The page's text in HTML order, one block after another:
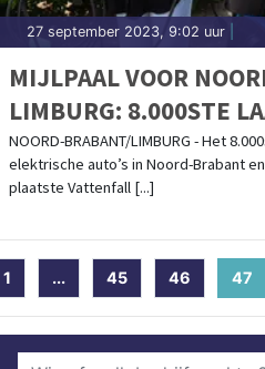
27 september 2023, 9:02 uur
MIJLPAAL VOOR
LIMBURG: 8.000STE
ELEKTRISCHE AUTO’S
NOORD-BRABANT/LIMBURG - Het
elektrische auto’s in Noord-Brabant
plaatste Vattenfall [...]
1 ... 45 46 47